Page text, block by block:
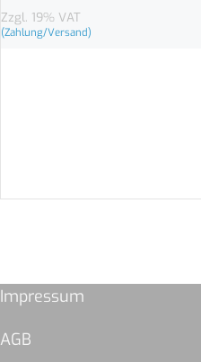
Zzgl. 19% VAT
(Zahlung/Versand)
Impressum
AGB